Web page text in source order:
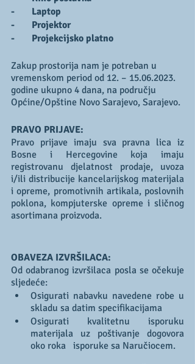
-       Laptop
-       Projektor
-       Projekcijsko platno
Zakup prostorija nam je potreban u
vremenskom period od 12. – 15.06.2023.
godine ukupno 4 dana, na području
Općine/Opštine Novo Sarajevo, Sarajevo.
PRAVO PRIJAVE:
Pravo prijave imaju sva pravna lica iz
Bosne i Hercegovine koja imaju
registrovanu djelatnost prodaje, uvoza
i/ili distribucije kancelarijskog materijala
i opreme, promotivnih artikala, poslovnih
poklona, kompjuterske opreme i sličnog
asortimana proizvoda.
OBAVEZA IZVRŠILACA:
Od odabranog izvršilaca posla se očekuje
sljedeće:
Osigurati nabavku navedene robe u
skladu sa datim specifikacijama
Osigurati kvalitetnu isporuku
materijala uz poštivanje dogovora
oko roka   isporuke sa Naručiocem.